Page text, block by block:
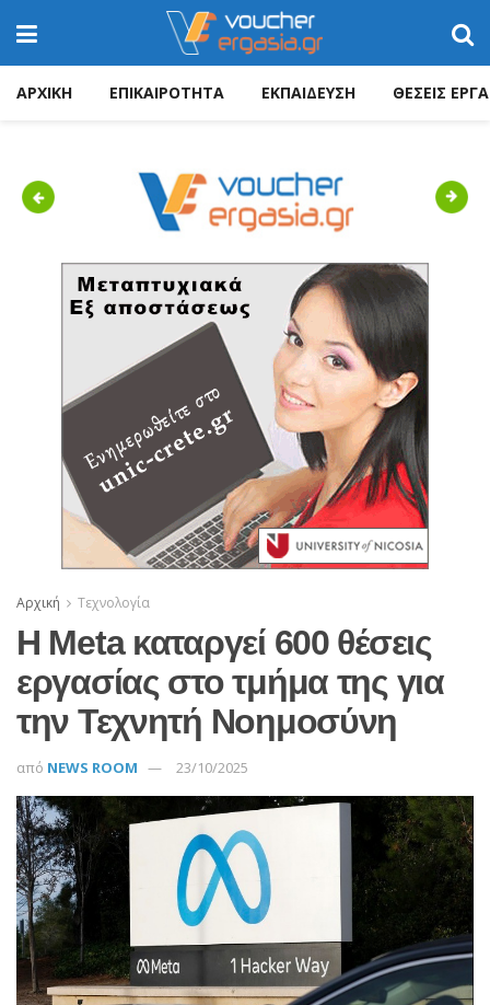
ΑΡΧΙΚΗ ΕΠΙΚΑΙΡΟΤΗΤΑ ΕΚΠΑΙΔΕΥΣΗ ΘΕΣΕΙΣ
Previous Next
Αρχική Τεχνολογία
Η Meta καταργεί 600 θέσεις
εργασίας στο τμήμα της για
την Τεχνητή Νοημοσύνη
από NEWS ROOM 23/10/2025